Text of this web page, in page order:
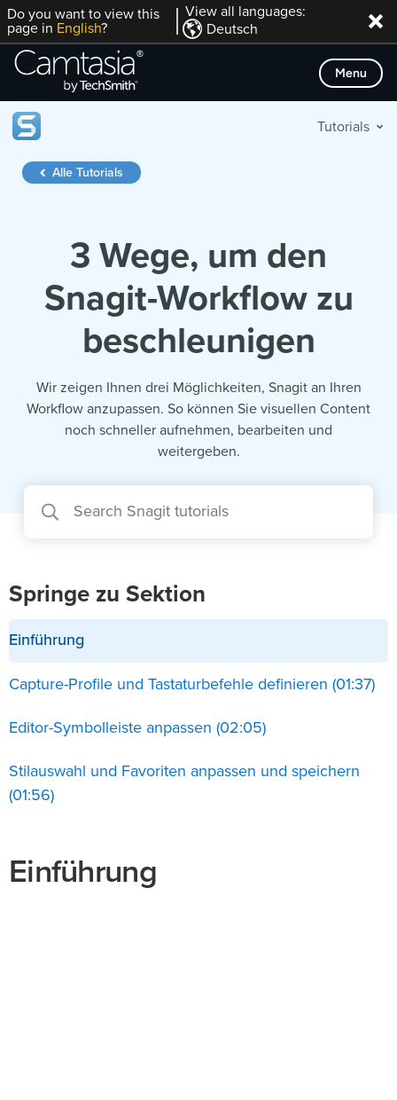
Direkt
zum
Inhalt
Do you want to view this
page in English?
View all languages:
Deutsch
Menu
Tutorials
Alle Tutorials
3 Wege, um den
Snagit-Workflow zu
beschleunigen
Wir zeigen Ihnen drei Möglichkeiten, Snagit an Ihren
Workflow anzupassen. So können Sie visuellen Content
noch schneller aufnehmen, bearbeiten und
weitergeben.
Einführung
Springe zu Sektion
Einführung
Capture-Profile und Tastaturbefehle definieren (01:37)
Editor-Symbolleiste anpassen (02:05)
Stilauswahl und Favoriten anpassen und speichern
(01:56)